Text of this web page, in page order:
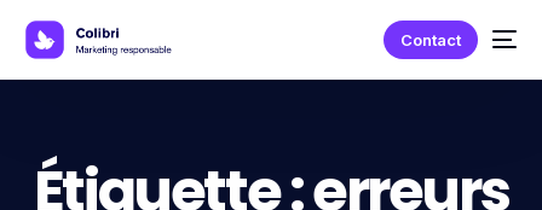
Contact
Étiquette :erreurs